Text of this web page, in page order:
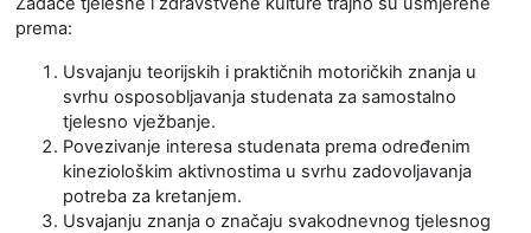
prema:
Usvajanju teorijskih i praktičnih motoričkih znanja u
svrhu osposobljavanja studenata za samostalno
tjelesno vježbanje.
Povezivanje interesa studenata prema određenim
kineziološkim aktivnostima u svrhu zadovoljavanja
potreba za kretanjem.
Usvajanju znanja o značaju svakodnevnog tjelesnog